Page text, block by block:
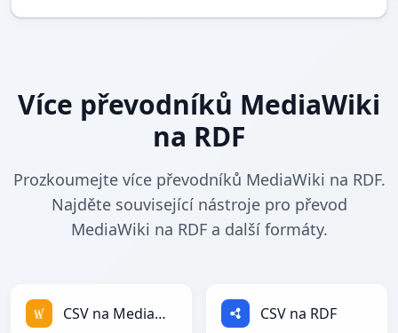
Více převodníků MediaWiki
na RDF
Prozkoumejte více převodníků MediaWiki na RDF.
Najděte související nástroje pro převod
MediaWiki na RDF a další formáty.
CSV na MediaWiki CSV na RDF